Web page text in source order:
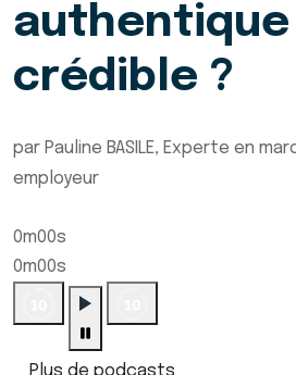
crédible ?
par Pauline BASILE, Experte en
employeur
0m00s
0m00s
Plus de podcasts